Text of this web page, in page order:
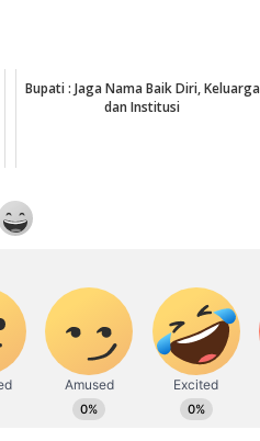
Bupati : Jaga Nama Baik Diri, Keluarga
dan Institusi